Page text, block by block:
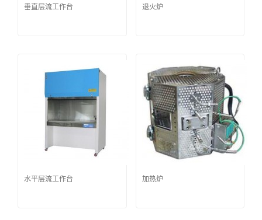
垂直层流工作台 退火炉
水平层流工作台 加热炉